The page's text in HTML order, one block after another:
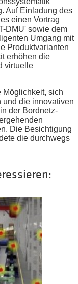
Auf Einladung des
einen Vortrag
DMU' sowie dem
Umgang mit
Produktvarianten
erhöhen die
virtuelle
Möglichkeit, sich
und die innovativen
der Bordnetz-
Die Besichtigung
die durchwegs